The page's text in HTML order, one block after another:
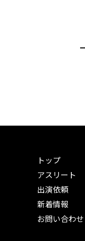
トップ
アスリート
出演依頼
新着情報
お問い合わせ